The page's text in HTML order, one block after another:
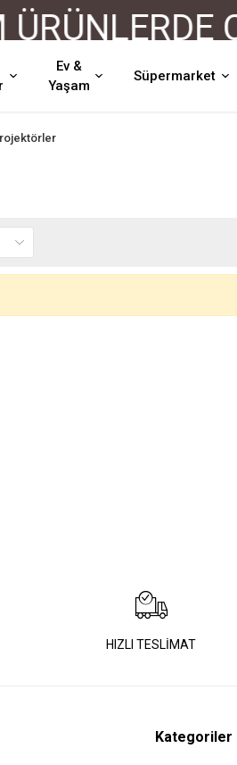
ÜRÜNLERDE
Ev &
Yaşam
Süpermarket
HIZLI TESLİMAT
Kategoriler